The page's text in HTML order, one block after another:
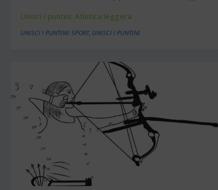
Unisci i puntini: Atletica leggera
UNISCI I PUNTINI: SPORT, UNISCI I PUNTINI